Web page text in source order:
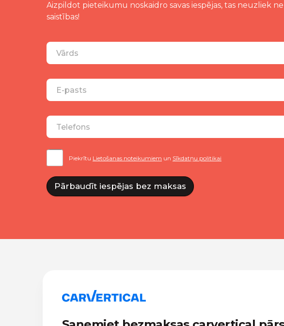
Aizpildot pieteikumu noskaidro savas iespējas, tas neuzliek
saistības!
Piekrītu Lietošanas noteikumiem un Sīkdatņu politikai
Pārbaudīt iespējas bez maksas